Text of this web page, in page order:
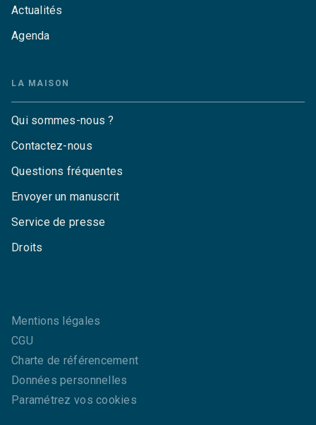
Actualités
Agenda
LA MAISON
Qui sommes-nous ?
Contactez-nous
Questions fréquentes
Envoyer un manuscrit
Service de presse
Droits
Mentions légales
CGU
Charte de référencement
Données personnelles
Paramétrez vos cookies